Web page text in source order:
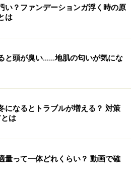
6.3mg 1.2mg
1.36mg 0.66mg
3.0g 0.5g
て、ビタミンやミネラルなど、
働きのある栄養素が豊富なこと
い？ファンデーションガ浮く時の原
は
と頭が臭い……地肌の匂いが気にな
になるとトラブルが増える？ 対策
は
量って一体どれくらい？ 動画で確